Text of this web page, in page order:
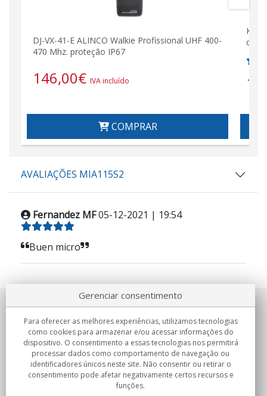
DJ-VX-41-E ALINCO Walkie Profissional UHF 400-
470 Mhz. proteção IP67
146,00€ IVA incluído
COMPRAR
K-
AVALIAÇÕES MIA115S2
Fernandez MF05-12-2021 | 19:54
Buen micro
Sobre nosotros
Compromissos
Compras
Gerenciar consentimento
Para oferecer as melhores experiências, utilizamos tecnologias
como cookies para armazenar e/ou acessar informações do
dispositivo. O consentimento a essas tecnologias nos permitirá
processar dados como comportamento de navegação ou
identificadores únicos neste site. Não consentir ou retirar o
consentimento pode afetar negativamente certos recursos e
funções.